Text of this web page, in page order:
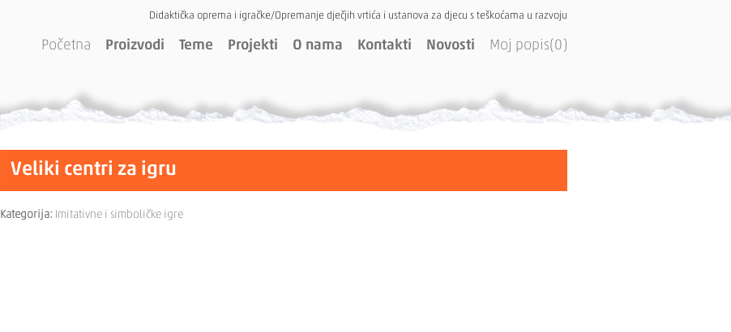
Didaktička oprema i igračke/Opremanje dječjih vrtića i ustanova za djecu s teškoćama u razvoju
Moj popis(0)
Novosti
Kontakti
O nama
Projekti
Teme
Proizvodi
Početna
Veliki centri za igru
Kategorija: Imitativne i simboličke igre